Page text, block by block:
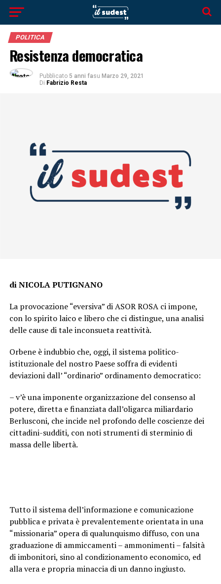
POLITICA
Resistenza democratica
Pubblicato 5 anni fasu Marzo 29, 2021
Di Fabrizio Resta
di NICOLA PUTIGNANO
La provocazione “eversiva” di ASOR ROSA ci impone,
con lo spirito laico e libero che ci distingue, una analisi
delle cause di tale inconsueta reattività.
Orbene è indubbio che, oggi, il sistema politico-
istituzionale del nostro Paese soffra di evidenti
deviazioni dall’ “ordinario” ordinamento democratico:
– v’è una imponente organizzazione del consenso al
potere, diretta e finanziata dall’oligarca miliardario
Berlusconi, che incide nel profondo delle coscienze dei
cittadini-sudditi, con noti strumenti di sterminio di
massa delle libertà.
Tutto il sistema dell’informazione e comunicazione
pubblica e privata è prevalentemente orientata in una
“missionaria” opera di qualunquismo diffuso, con una
graduazione di ammiccamenti – ammonimenti – falsità
di imbonitori, sino al condizionamento economico, ed
alla vera e propria minaccia di un danno ingiusto.